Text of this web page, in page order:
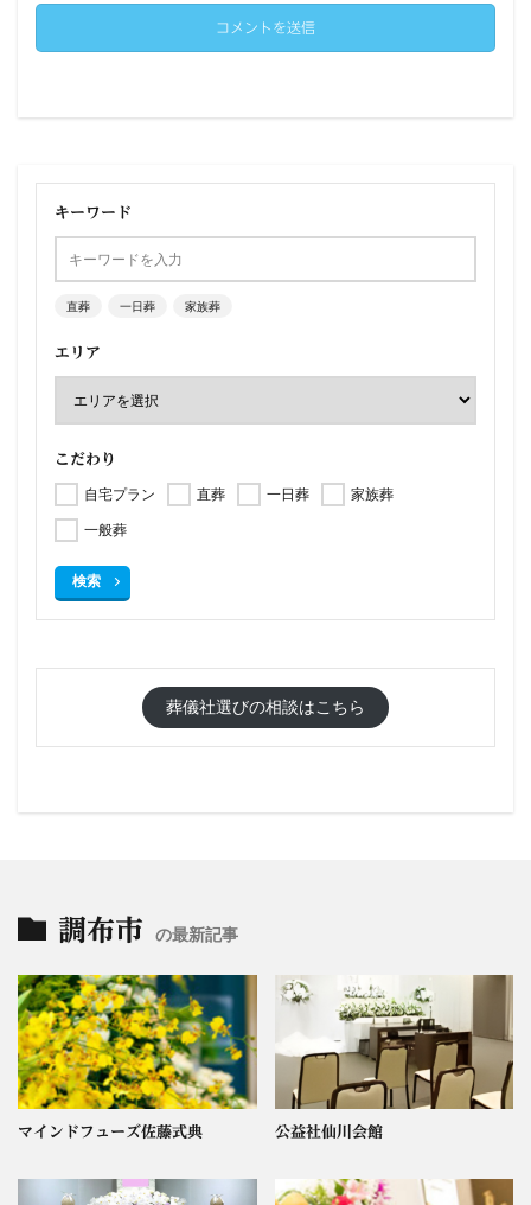
キーワード
直葬 一日葬 家族葬
エリア
こだわり
自宅プラン 直葬 一日葬
家族葬
一般葬
検索
葬儀社選びの相談はこちら
調布市 の最新記事
マインドフューズ佐藤式典 公益社仙川会館